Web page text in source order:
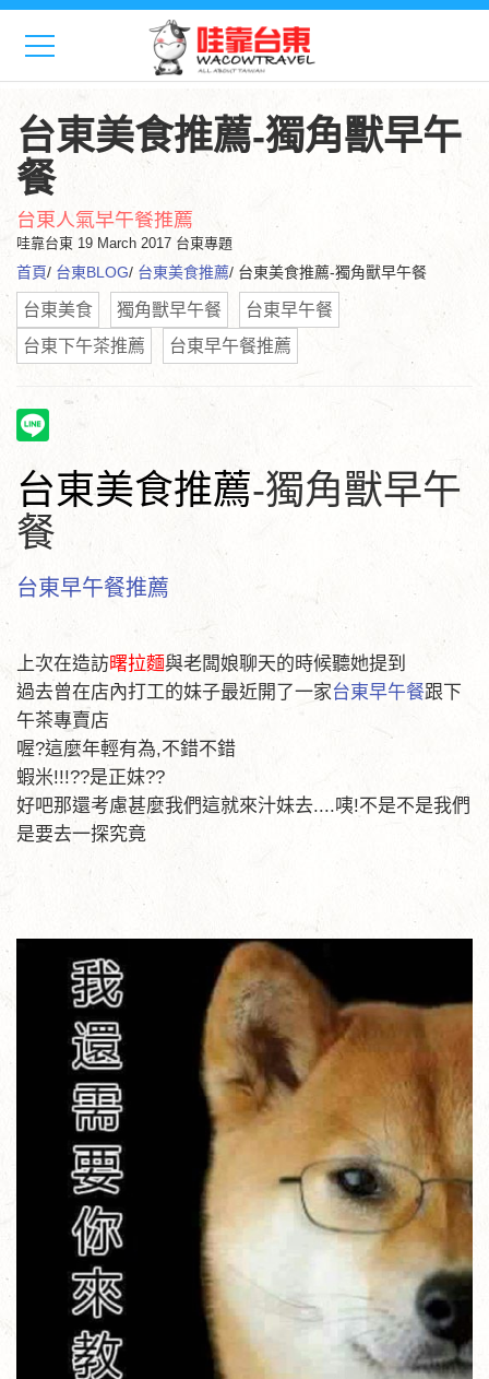
台東美食推薦-獨角獸早午
餐
台東人氣早午餐推薦
哇靠台東 19 March 2017 台東專題
首頁/ 台東BLOG/ 台東美食推薦/ 台東美食推薦-獨角獸早午餐
台東美食 獨角獸早午餐
台東早午餐
台東下午茶推薦
台東早午餐推薦
台東美食推薦-獨角獸早午
餐
台東早午餐推薦
上次在造訪曙拉麵與老闆娘聊天的時候聽她提到
過去曾在店內打工的妹子最近開了一家台東早午餐跟下
午茶專賣店
喔?這麼年輕有為,不錯不錯
蝦米!!!??是正妹??
好吧那還考慮甚麼我們這就來汁妹去....咦!不是不是我們
是要去一探究竟